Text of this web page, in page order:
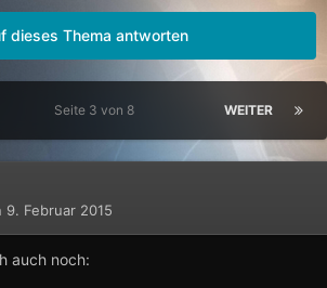
dieses Thema antworten
WEITER
Seite 3 von 8
9. Februar 2015
auch noch: